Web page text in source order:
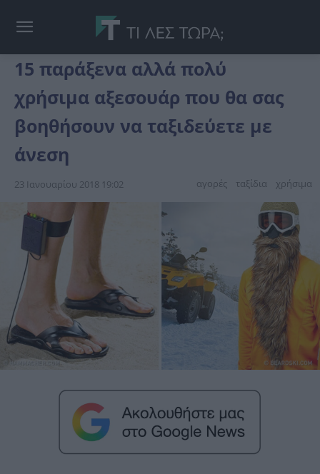
15 παράξενα αλλά πολύ
χρήσιμα αξεσουάρ που θα σας
βοηθήσουν να ταξιδεύετε με
άνεση
23 Ιανουαρίου 2018 19:02 αγορές ταξίδια χρήσιμα